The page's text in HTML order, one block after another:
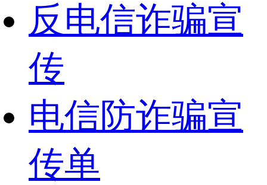
反电信诈骗宣
传
电信防诈骗宣
传单